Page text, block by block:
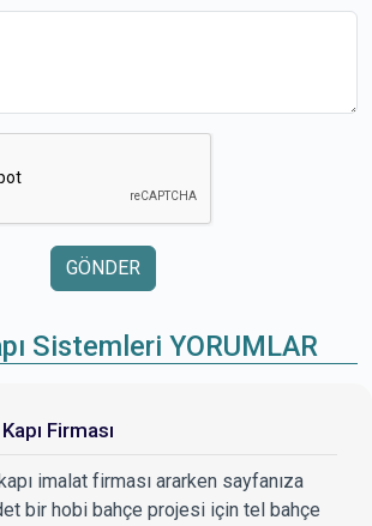
GÖNDER
Sistemleri YORUMLAR
Firması
imalat firması ararken sayfanıza
bir hobi bahçe projesi için tel bahçe